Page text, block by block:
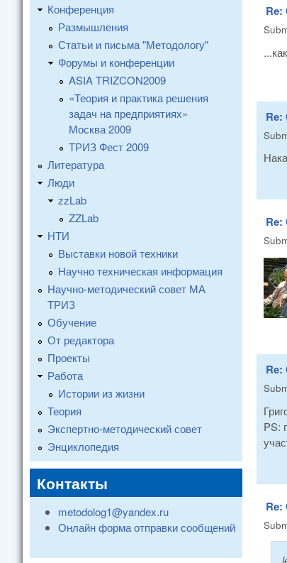
Re:
Re:
Re:
Re:
PS:
Re:
Конференция
Размышления
Статьи и письма "Методологу"
Форумы и конференции
ASIA TRIZCON2009
«Теория и практика решения
задач на предприятиях»
Москва 2009
ТРИЗ Фест 2009
Литература
Люди
zzLab
ZZLab
НТИ
Выставки новой техники
Научно техническая информация
Научно-методический совет МА
ТРИЗ
Обучение
От редактора
Проекты
Работа
Истории из жизни
Теория
Экспертно-методический совет
Энциклопедия
Контакты
metodolog1@yandex.ru
Онлайн форма отправки сообщений